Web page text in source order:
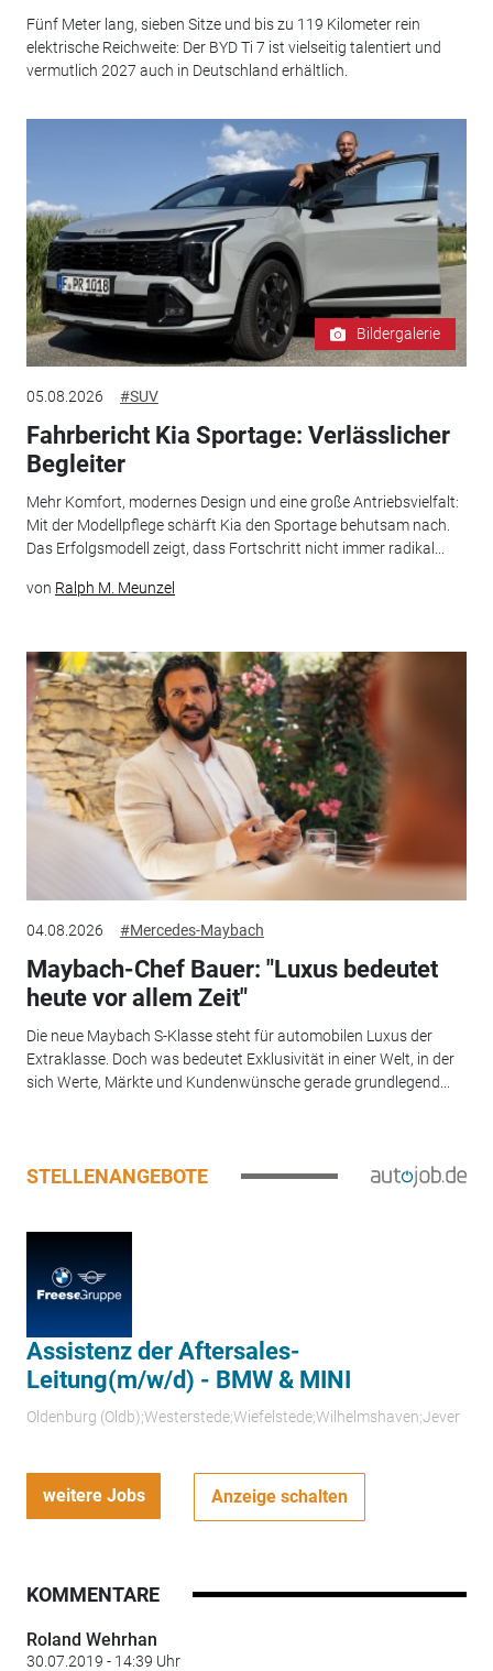
Fünf Meter lang, sieben Sitze und bis zu 119 Kilometer rein
elektrische Reichweite: Der BYD Ti 7 ist vielseitig talentiert und
vermutlich 2027 auch in Deutschland erhältlich.
Bildergalerie
05.08.2026 #SUV
Fahrbericht Kia Sportage: Verlässlicher
Begleiter
Mehr Komfort, modernes Design und eine große Antriebsvielfalt:
Mit der Modellpflege schärft Kia den Sportage behutsam nach.
Das Erfolgsmodell zeigt, dass Fortschritt nicht immer radikal...
von Ralph M. Meunzel
04.08.2026 #Mercedes-Maybach
Maybach-Chef Bauer: "Luxus bedeutet
heute vor allem Zeit"
Die neue Maybach S-Klasse steht für automobilen Luxus der
Extraklasse. Doch was bedeutet Exklusivität in einer Welt, in der
sich Werte, Märkte und Kundenwünsche gerade grundlegend...
STELLENANGEBOTE
Assistenz der Aftersales-
Leitung(m/w/d) - BMW & MINI
Oldenburg (Oldb);Westerstede;Wiefelstede;Wilhelmshaven;Jever
weitere Jobs Anzeige schalten
KOMMENTARE
Roland Wehrhan
30.07.2019 - 14:39 Uhr